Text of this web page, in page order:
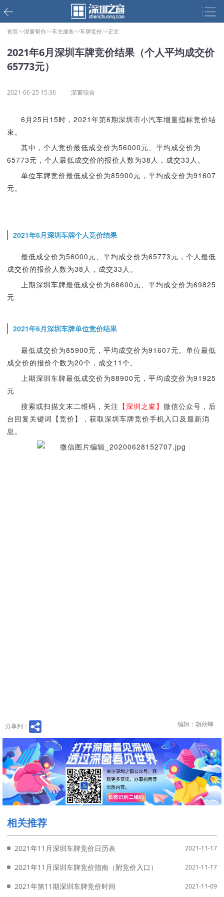
首页>>深窗帮办>>车主服务>>车牌竞价>>正文
2021年6月深圳车牌竞价结果（个人平均成交价
65773元）
2021-06-25 15:36 深窗综合
6月25日15时，2021年第6期深圳市小汽车增量指标竞价结
束。
其中，个人竞价最低成交价为56000元、平均成交价为
65773元，个人最低成交价的报价人数为38人，成交33人。
单位车牌竞价最低成交价为85900元，平均成交价为91607
元。
2021年6月深圳车牌个人竞价结果
最低成交价为56000元、平均成交价为65773元，个人最低
成交价的报价人数为38人，成交33人。
上期深圳车牌最低成交价为66600元、平均成交价为69825
元
2021年6月深圳车牌单位竞价结果
最低成交价为85900元，平均成交价为91607元。单位最低
成交价的报价个数为20个，成交11个。
上期深圳车牌最低成交价为88900元，平均成交价为91925
元
搜索或扫描文末二维码，关注 【深圳之窗】 微信公众号，后
台回复关键词【竞价】，获取深圳车牌竞价手机入口及最新消
息。
分享到： 编辑：胡秋蝉
相关推荐
2021年11月深圳车牌竞价日历表 2021-11-17
2021年11月深圳车牌竞价指南（附竞价入口） 2021-11-17
2021年第11期深圳车牌竞价时间 2021-11-09